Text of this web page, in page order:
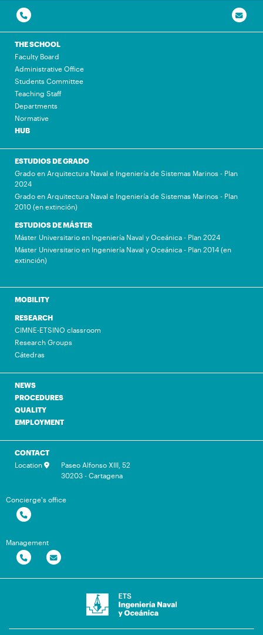
THE SCHOOL
Faculty Board
Administrative Office
Students Committee
Teaching Staff
Departments
Normative
HUB
ESTUDIOS DE GRADO
Grado en Arquitectura Naval e Ingeniería de Sistemas Marinos - Plan
2024
Grado en Arquitectura Naval e Ingeniería de Sistemas Marinos - Plan
2010 (en extinción)
ESTUDIOS DE MÁSTER
Máster Universitario en Ingeniería Naval y Oceánica - Plan 2024
Máster Universitario en Ingeniería Naval y Oceánica - Plan 2014 (en
extinción)
MOBILITY
RESEARCH
CIMNE-ETSINO classroom
Research Groups
Cátedras
NEWS
PROCEDURES
QUALITY
EMPLOYMENT
CONTACT
Location
Paseo Alfonso XIII, 52
30203 - Cartagena
Concierge's office
Management